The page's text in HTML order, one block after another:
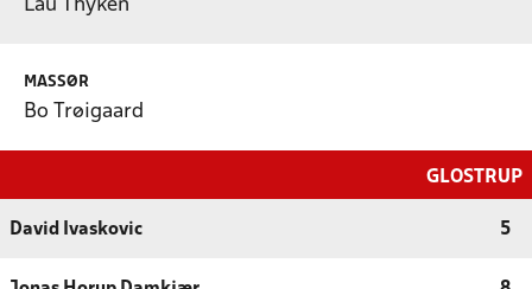
Lau Thykén
MASSØR
Bo Trøigaard
GLOSTRUP
David Ivaskovic 5